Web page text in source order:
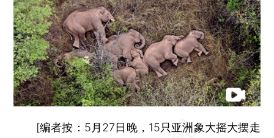
[编者按： 5月27日晚，15只亚洲象大摇大摆走